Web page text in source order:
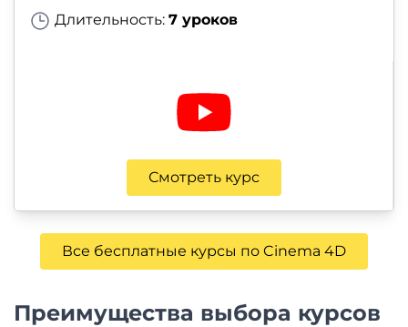
Длительность: 7 уроков
Смотреть курс
Все бесплатные курсы по Cinema 4D
Преимущества выбора курсов